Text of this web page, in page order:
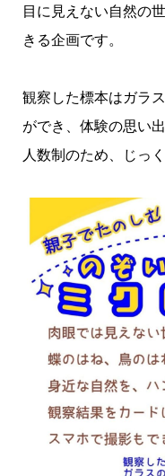
目に見えない自然の
きる企画です。
観察した標本はガラ
ができ、体験の思い
人数制のため、じっ